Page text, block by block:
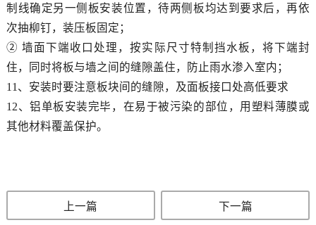
制线确定另一侧板安装位置，待两侧板均达到要求后，再依
次抽柳钉，装压板固定；
② 墙面下端收口处理，按实际尺寸特制挡水板，将下端封
住，同时将板与墙之间的缝隙盖住，防止雨水渗入室内；
11 、安装时要注意板块间的缝隙，及面板接口处高低要求
12、铝单板安装完毕，在易于被污染的部位，用塑料薄膜或
其他材料覆盖保护。
上一篇 下一篇